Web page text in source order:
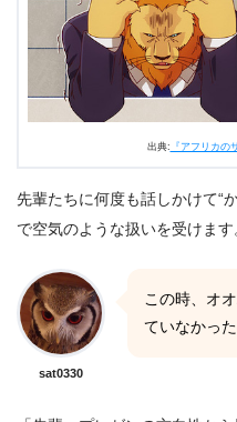
出典: 『アフリカの
先輩たちに何度も話しかけて“
で空気のような扱いを受けます
sat0330
この時、オ
ていなかった